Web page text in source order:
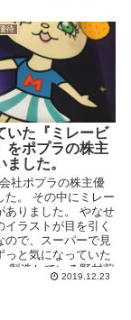
待
いた『ミレービ
をポプラの株主
した。
社ポプラの株主優
た。 その中にミレー
ありました。 やなせ
イラストが目を引く
ので、スーパーで見
っと気になっていた
製造している野村煎
2019.12.23